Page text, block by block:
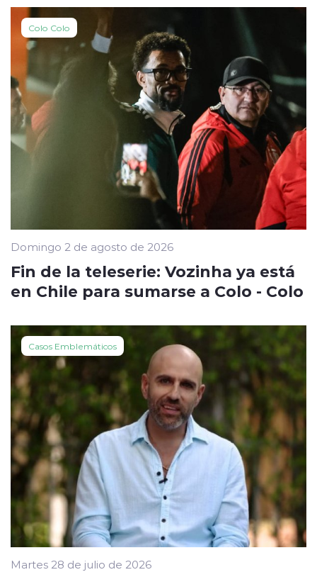
Colo Colo
Domingo 2 de agosto de 2026
Fin de la teleserie: Vozinha ya está
en Chile para sumarse a Colo - Colo
Casos Emblemáticos
Martes 28 de julio de 2026